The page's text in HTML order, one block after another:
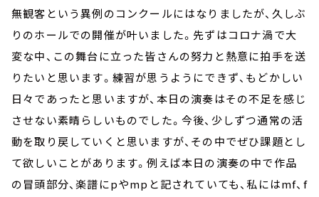
無観客という異例のコンクールにはなりましたが、久しぶ
りのホールでの開催が叶いました。先ずはコロナ渦で大
変な中、この舞台に立った皆さんの努力と熱意に拍手を送
りたいと思います。練習が思うようにできず、もどかしい
日々であったと思いますが、本日の演奏はその不足を感じ
させない素晴らしいものでした。今後、少しずつ通常の活
動を取り戻していくと思いますが、その中でぜひ課題とし
て欲しいことがあります。例えば本日の演奏の中で作品
の冒頭部分、楽譜にpやmpと記されていても、私にはmf、f